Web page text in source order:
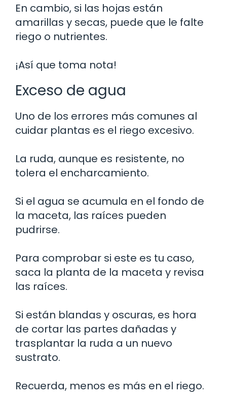
En cambio, si las hojas están
amarillas y secas, puede que le falte
riego o nutrientes.
¡Así que toma nota!
Exceso de agua
Uno de los errores más comunes al
cuidar plantas es el riego excesivo.
La ruda, aunque es resistente, no
tolera el encharcamiento.
Si el agua se acumula en el fondo de
la maceta, las raíces pueden
pudrirse.
Para comprobar si este es tu caso,
saca la planta de la maceta y revisa
las raíces.
Si están blandas y oscuras, es hora
de cortar las partes dañadas y
trasplantar la ruda a un nuevo
sustrato.
Recuerda, menos es más en el riego.